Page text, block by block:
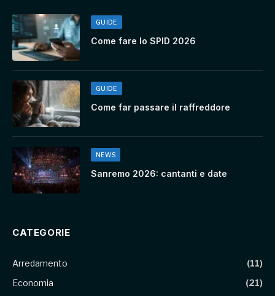
GUIDE
Come fare lo SPID 2026
GUIDE
Come far passare il raffreddore
NEWS
Sanremo 2026: cantanti e date
CATEGORIE
Arredamento
(11)
Economia
(21)